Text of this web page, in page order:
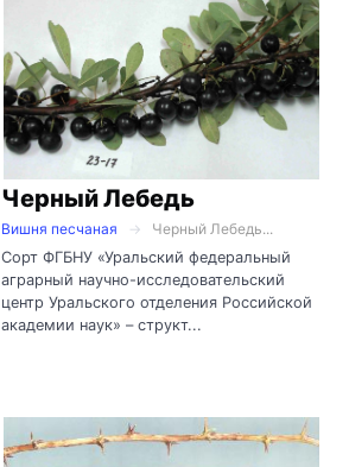
Черный Лебедь
Вишня песчаная
Черный Лебедь...
Сорт ФГБНУ «Уральский федеральный
аграрный научно-исследовательский
центр Уральского отделения Российской
академии наук» – структ...